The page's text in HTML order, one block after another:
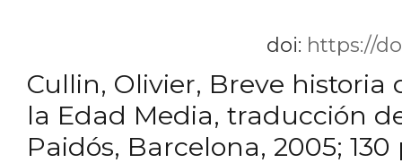
doi: https://
Cullin, Olivier, Breve historia
la Edad Media, traducción
Paidós, Barcelona, 2005; 130